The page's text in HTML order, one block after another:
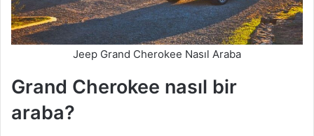
Jeep Grand Cherokee Nasıl Araba
Grand Cherokee nasıl bir
araba?